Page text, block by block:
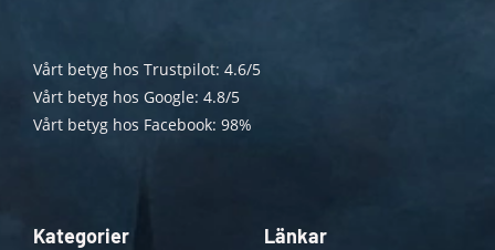
Vårt betyg hos Trustpilot: 4.6/5
Vårt betyg hos Google: 4.8/5
Vårt betyg hos Facebook: 98%
Kategorier Länkar